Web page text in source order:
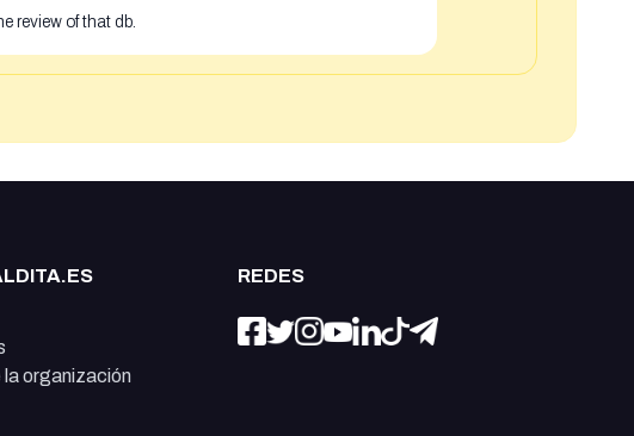
review of that db.
la organización
REDES